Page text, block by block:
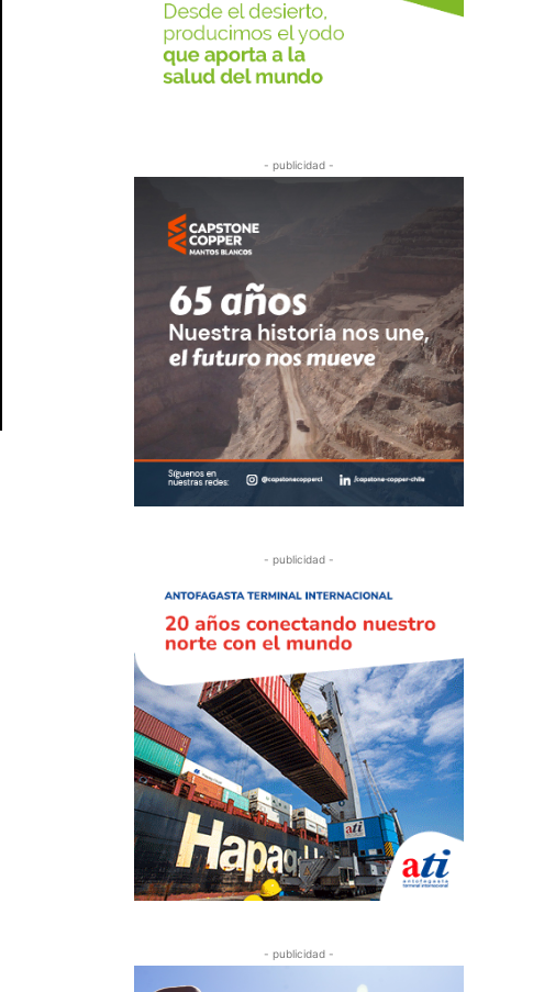
- publicidad -
- publicidad -
- publicidad -